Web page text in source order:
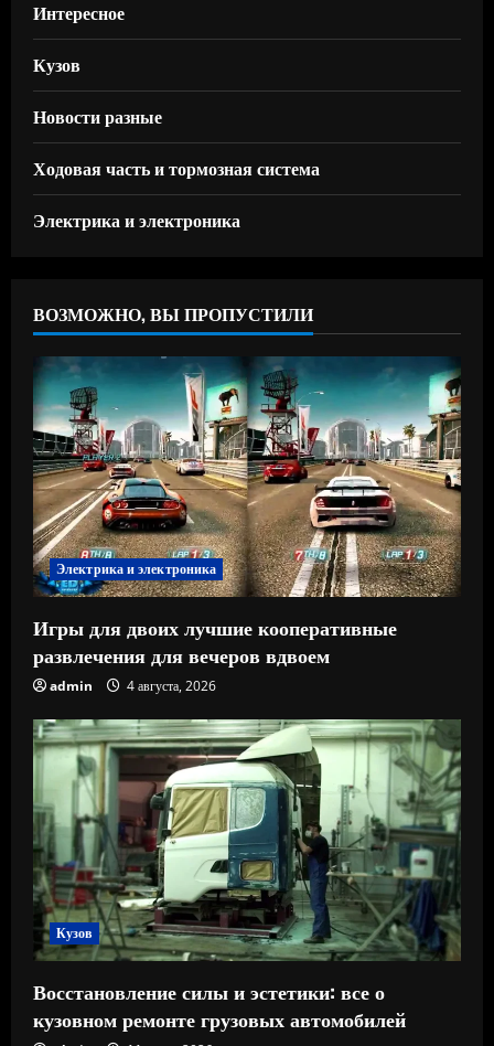
Интересное
Кузов
Новости разные
Ходовая часть и тормозная система
Электрика и электроника
ВОЗМОЖНО, ВЫ ПРОПУСТИЛИ
Электрика и электроника
Игры для двоих лучшие кооперативные
развлечения для вечеров вдвоем
admin 4 августа, 2026
Кузов
Восстановление силы и эстетики: все о
кузовном ремонте грузовых автомобилей